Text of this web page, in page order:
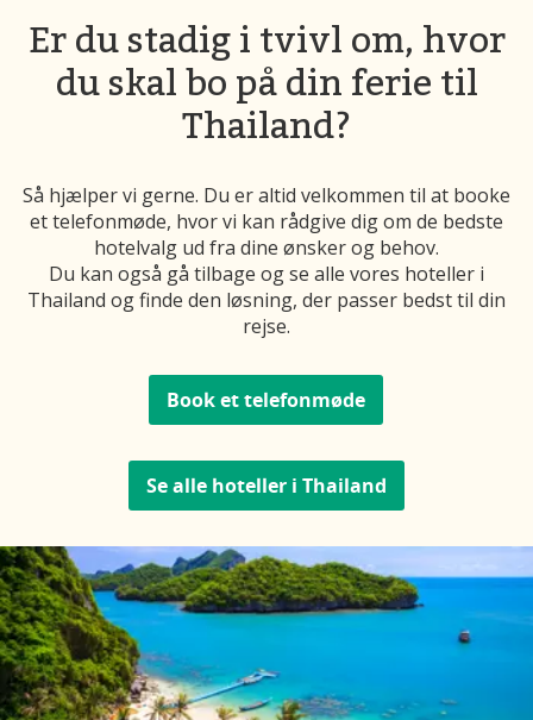
Er du stadig i tvivl om, hvor
du skal bo på din ferie til
Thailand?
Så hjælper vi gerne. Du er altid velkommen til at booke
et telefonmøde, hvor vi kan rådgive dig om de bedste
hotelvalg ud fra dine ønsker og behov.
Du kan også gå tilbage og se alle vores hoteller i
Thailand og finde den løsning, der passer bedst til din
rejse.
Book et telefonmøde
Se alle hoteller i Thailand